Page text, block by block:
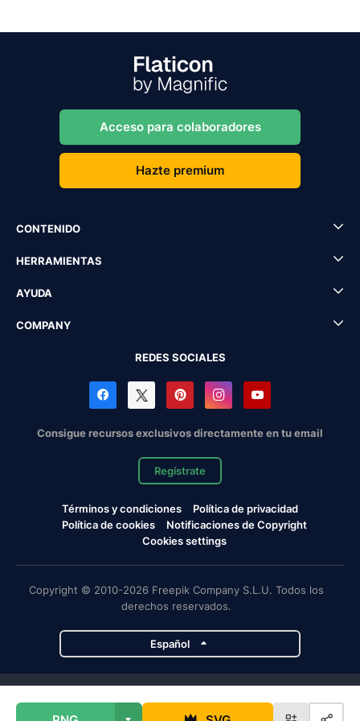
Acceso para colaboradores
Hazte premium
CONTENIDO
HERRAMIENTAS
AYUDA
COMPANY
REDES SOCIALES
Consigue recursos exclusivos directamente en tu email
Regístrate
Términos y condiciones
Política de privacidad
Política de cookies
Notificaciones de Copyright
Cookies settings
Copyright © 2010-2026 Freepik Company S.L.U. Todos los
derechos reservados.
Español